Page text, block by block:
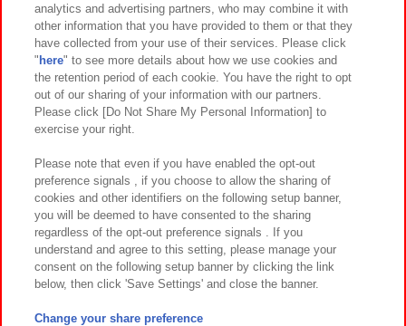
関連会社 サステナビリティ サイトポリシー
プライバシーポリシー ウェブアクセシビリティ方針と検証結果
お取引先さまとともに
カスタマーハラスメント対応方針 よくあるご質問・お問い合わせ
©Bandai Namco Amusement Inc.
©Bandai Namco Amusement Lab Inc.
analytics and advertising partners, who may combine it with
other information that you have provided to them or that they
have collected from your use of their services. Please click
" here" to see more details about how we use cookies and
the retention period of each cookie. You have the right to opt
out of our sharing of your information with our partners.
Please click [Do Not Share My Personal Information] to
exercise your right.
Please note that even if you have enabled the opt-out
preference signals , if you choose to allow the sharing of
cookies and other identifiers on the following setup banner,
you will be deemed to have consented to the sharing
regardless of the opt-out preference signals . If you
understand and agree to this setting, please manage your
consent on the following setup banner by clicking the link
below, then click 'Save Settings' and close the banner.
Change your share preference